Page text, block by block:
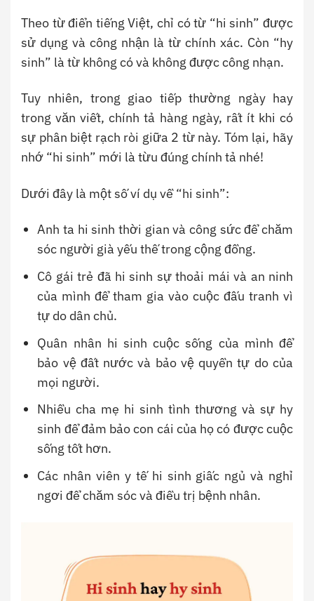
Theo từ điển tiếng Việt, chỉ có từ “hi sinh” được
sử dụng và công nhận là từ chính xác. Còn “hy
sinh” là từ không có và không được công nhạn.
Tuy nhiên, trong giao tiếp thường ngày hay
trong văn viết, chính tả hàng ngày, rất ít khi có
sự phân biệt rạch ròi giữa 2 từ này. Tóm lại, hãy
nhớ “hi sinh” mới là từu đúng chính tả nhé!
Dưới đây là một số ví dụ về “hi sinh”:
Anh ta hi sinh thời gian và công sức để chăm
sóc người già yếu thế trong cộng đồng.
Cô gái trẻ đã hi sinh sự thoải mái và an ninh
của mình để tham gia vào cuộc đấu tranh vì
tự do dân chủ.
Quân nhân hi sinh cuộc sống của mình để
bảo vệ đất nước và bảo vệ quyền tự do của
mọi người.
Nhiều cha mẹ hi sinh tình thương và sự hy
sinh để đảm bảo con cái của họ có được cuộc
sống tốt hơn.
Các nhân viên y tế hi sinh giấc ngủ và nghỉ
ngơi để chăm sóc và điều trị bệnh nhân.